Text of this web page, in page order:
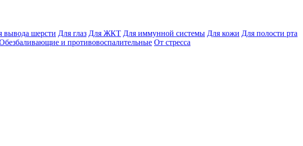
вывода шерсти Для глаз Для ЖКТ Для иммунной системы Для кожи Для полости рта
и противовоспалительные От стресса